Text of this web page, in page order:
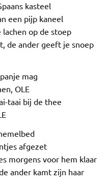
kasteel
een pijp kaneel
op de stoep
de ander geeft je snoep
mag
OLE
taai bij de thee
afgezet
morgens voor hem klaar
ander kamt zijn haar